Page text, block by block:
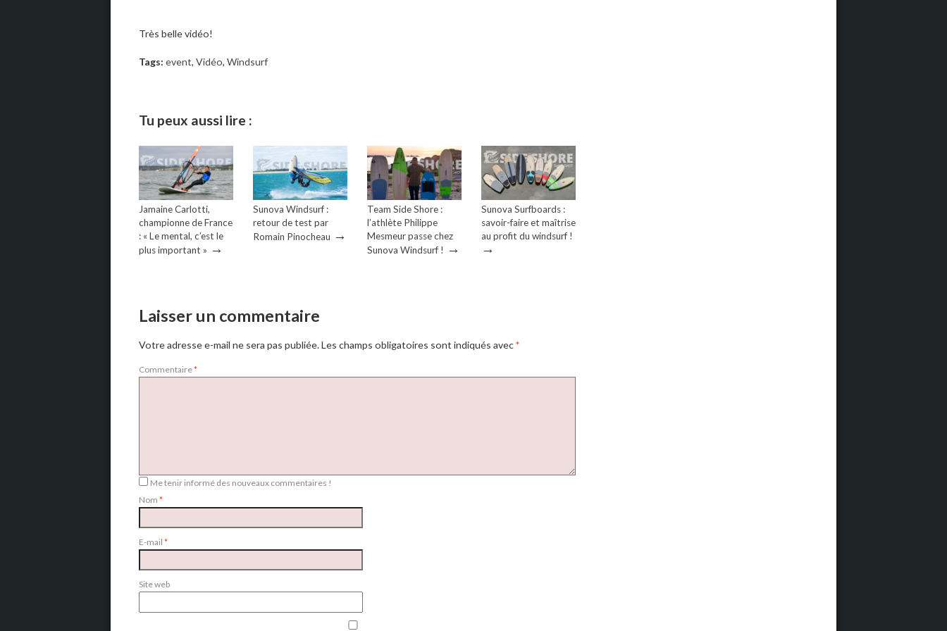
Très belle vidéo!
Tags: event, Vidéo, Windsurf
Tu peux aussi lire :
Jamaine Carlotti,
championne de France
: « Le mental, c’est le
plus important » →
Sunova Windsurf :
retour de test par
Romain Pinocheau →
Team Side Shore :
l’athlète Philippe
Mesmeur passe chez
Sunova Windsurf ! →
Sunova Surfboards :
savoir-faire et maîtrise
au profit du windsurf !
→
Laisser un commentaire
Votre adresse e-mail ne sera pas publiée.Les champs obligatoires sont indiqués avec*
Commentaire*
Me tenir informé des nouveaux commentaires !
Nom *
E-mail *
Site web